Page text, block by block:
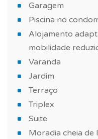
Agende já a sua visita!
marcações de visita,
*As características e
informativo e não
Garagem
Piscina no
Alojamento
mobilidade
Varanda
Jardim
Terraço
Triplex
Suite
Moradia cheia de